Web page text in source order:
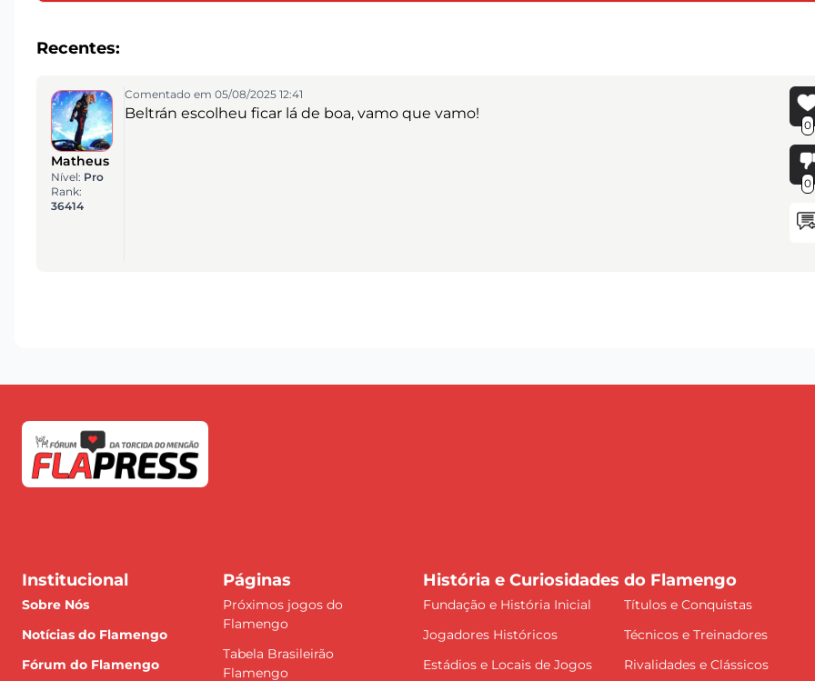
Recentes:
Matheus
Nível: Pro
Rank:
36414
Comentado em 05/08/2025 12:41
Beltrán escolheu ficar lá de boa, vamo que vamo!
0
0
Institucional
Sobre Nós
Notícias do Flamengo
Fórum do Flamengo
Páginas
Próximos jogos do
Flamengo
Tabela Brasileirão
Flamengo
História e Curiosidades do Flamengo
Fundação e História Inicial
Títulos e Conquistas
Jogadores Históricos
Técnicos e Treinadores
Estádios e Locais de Jogos
Rivalidades e Clássicos